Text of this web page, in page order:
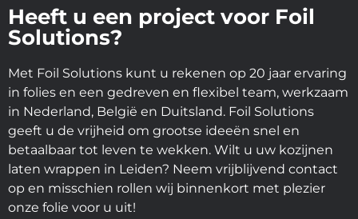
Heeft u een project voor Foil
Solutions?
Met Foil Solutions kunt u rekenen op 20 jaar ervaring
in folies en een gedreven en flexibel team, werkzaam
in Nederland, België en Duitsland. Foil Solutions
geeft u de vrijheid om grootse ideeën snel en
betaalbaar tot leven te wekken. Wilt u uw kozijnen
laten wrappen in Leiden? Neem vrijblijvend contact
op en misschien rollen wij binnenkort met plezier
onze folie voor u uit!